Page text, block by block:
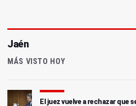
Jaén
MÁS VISTO HOY
El juez vuelve a rechazar que